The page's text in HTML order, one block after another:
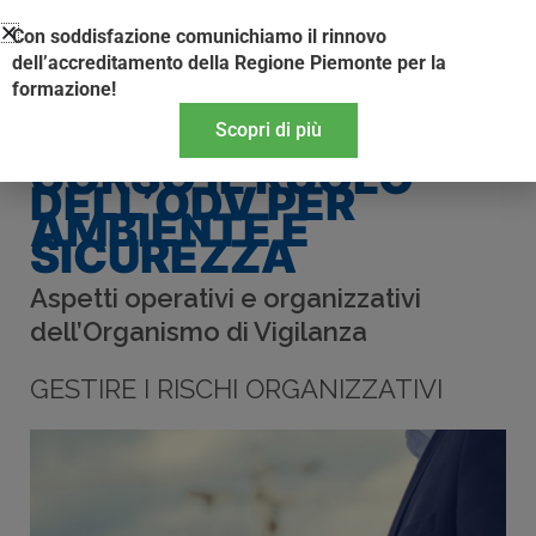
al
contenuto
CORSO IL RUOLO
DELL’ODV PER
AMBIENTE E
SICUREZZA
Aspetti operativi e organizzativi
dell’Organismo di Vigilanza
GESTIRE I RISCHI ORGANIZZATIVI
Con soddisfazione comunichiamo il rinnovo
dell’accreditamento della Regione Piemonte per la
formazione!
Scopri di più